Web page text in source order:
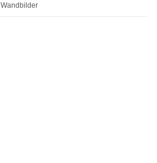
Wandbilder